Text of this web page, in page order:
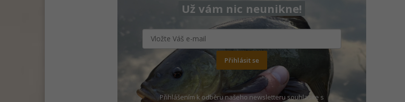
Už vám nic neunikne!
Přihlásit se
Přihlášením k odběru našeho newsletteru souhlasíte s